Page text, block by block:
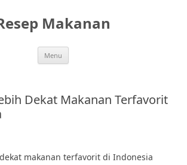
Makanan
Menu
Dekat Makanan Terfavorit
makanan terfavorit di Indonesia